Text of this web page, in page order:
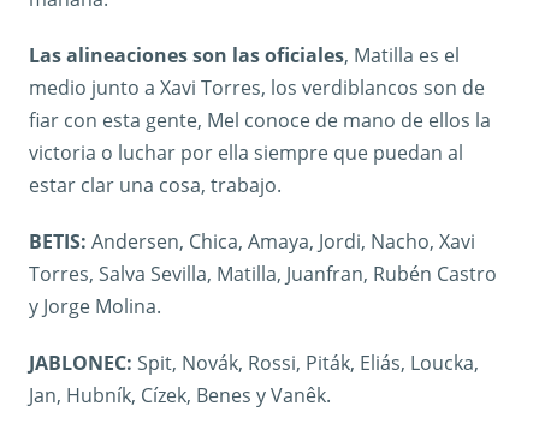
Las alineaciones son las oficiales, Matilla es el
medio junto a Xavi Torres, los verdiblancos son de
fiar con esta gente, Mel conoce de mano de ellos la
victoria o luchar por ella siempre que puedan al
estar clar una cosa, trabajo.
BETIS: Andersen, Chica, Amaya, Jordi, Nacho, Xavi
Torres, Salva Sevilla, Matilla, Juanfran, Rubén Castro
y Jorge Molina.
JABLONEC: Spit, Novák, Rossi, Piták, Eliás, Loucka,
Jan, Hubník, Cízek, Benes y Vanêk.